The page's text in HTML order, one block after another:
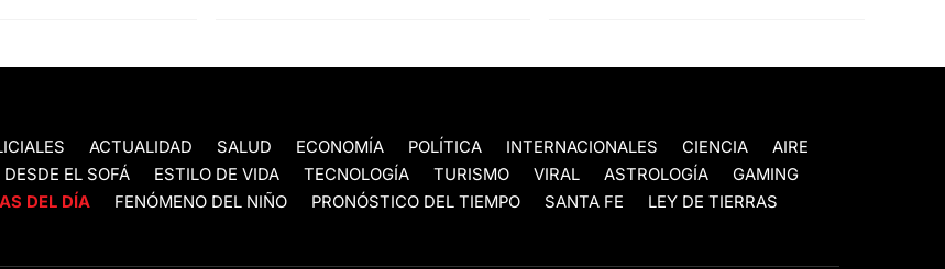
ACTUALIDAD SALUD ECONOMÍA POLÍTICA INTERNACIONALES CIENCIA
AIRE
DESDE EL SOFÁ ESTILO DE VIDA TECNOLOGÍA TURISMO VIRAL ASTROLOGÍA
GAMING
DEL DÍA FENÓMENO DEL NIÑO PRONÓSTICO DEL TIEMPO SANTA FE
LEY DE TIERRAS